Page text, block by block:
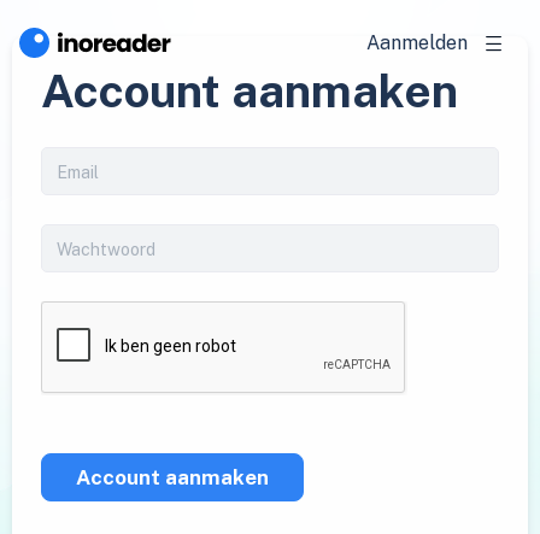
Aanmelden
Account aanmaken
Account aanmaken